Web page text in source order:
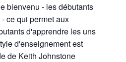
bienvenu - les débutants
ce qui permet aux
d'apprendre les uns
d'enseignement est
de Keith Johnstone